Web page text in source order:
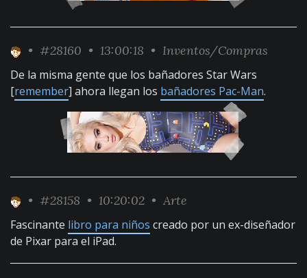
• #28160 • 13:00:18 • Inventos/Compras
De la misma gente que los bañadores Star Wars
[remember] ahora llegan los bañadores Pac-Man.
• #28158 • 10:20:02 • Arte
Fascinante libro para niños creado por un ex-diseñador
de Pixar para el iPad.